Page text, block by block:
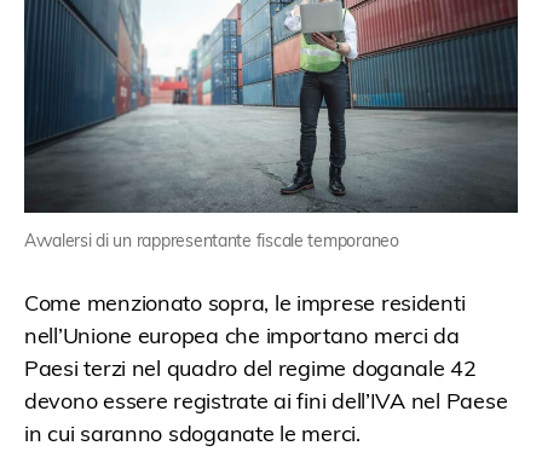
Avvalersi di un rappresentante fiscale temporaneo
Come menzionato sopra, le imprese residenti
nell’Unione europea che importano merci da
Paesi terzi nel quadro del regime doganale 42
devono essere registrate ai fini dell’IVA nel Paese
in cui saranno sdoganate le merci.